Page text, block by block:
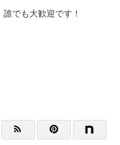
でも大歓迎です！